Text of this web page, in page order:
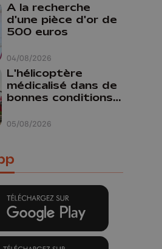
04/08/2026
A la recherche
d'une pièce d'or de
500 euros
05/08/2026
L'hélicoptère
médicalisé dans de
bonnes conditions à